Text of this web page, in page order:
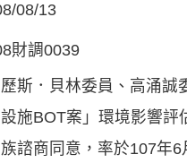
08/13
財調0039
斯．貝林委員、高涌誠
施BOT案」環境影響評
諮商同意，率於107年